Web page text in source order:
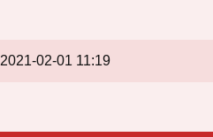
2021-02-01 11:19